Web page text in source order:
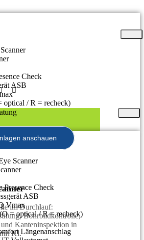
Check
ASB
optical / R = recheck)
anschauen
im Durchlauf:
Bohrbildkontrolle,
Kanteninspektion in
KI.
Scanner
Presence Check
ASB
Vmax
= optical / R = recheck)
Längenanschlag